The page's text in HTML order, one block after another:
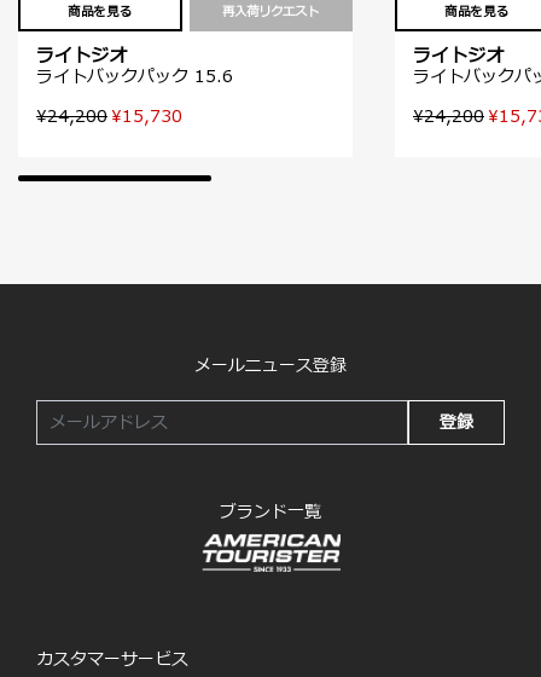
商品を見る 再入荷リクエスト
ライトジオ
ライトバックパック 15.6
¥24,200¥15,730
商品を見る
ライトジオ
ライトバック
¥24,200
メールニュース登録
登録
ブランド一覧
カスタマーサービス